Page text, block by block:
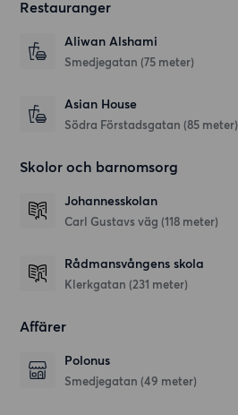
Restauranger
Aliwan Alshami
Smedjegatan (75 meter)
Asian House
Södra Förstadsgatan (85 meter)
Skolor och barnomsorg
Johannesskolan
Carl Gustavs väg (118 meter)
Rådmansvångens skola
Klerkgatan (231 meter)
Affärer
Polonus
Smedjegatan (49 meter)